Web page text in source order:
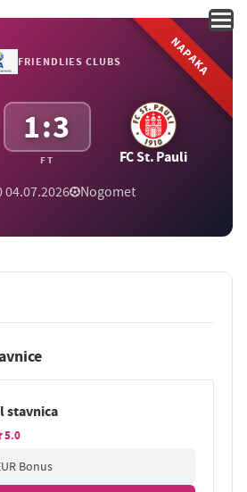
FRIENDLIES CLUBS
1:3
FT FC St. Pauli
04.07.2026 Nogomet
NAPAKA
stavnica
5.0
Bonus